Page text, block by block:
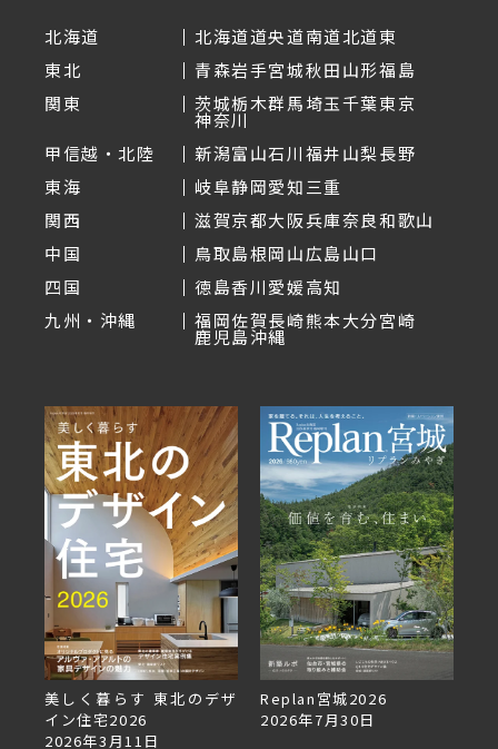
北海道 北海道道央道南道北道東
東北
青森岩手宮城秋田山形福島
関東
茨城栃木群馬埼玉千葉東京
神奈川
甲信越・北陸
新潟富山石川福井山梨長野
東海
岐阜静岡愛知三重
関西
滋賀京都大阪兵庫奈良和歌山
中国
鳥取島根岡山広島山口
四国
徳島香川愛媛高知
九州・沖縄
福岡佐賀長崎熊本大分宮崎
鹿児島沖縄
美しく暮らす 東北のデザ
イン住宅2026
2026年3月11日
Replan宮城2026
2026年7月30日